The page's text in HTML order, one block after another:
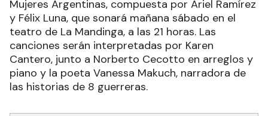
Mujeres Argentinas, compuesta por Ariel Ramírez
y Félix Luna, que sonará mañana sábado en el
teatro de La Mandinga, a las 21 horas. Las
canciones serán interpretadas por Karen
Cantero, junto a Norberto Cecotto en arreglos y
piano y la poeta Vanessa Makuch, narradora de
las historias de 8 guerreras.